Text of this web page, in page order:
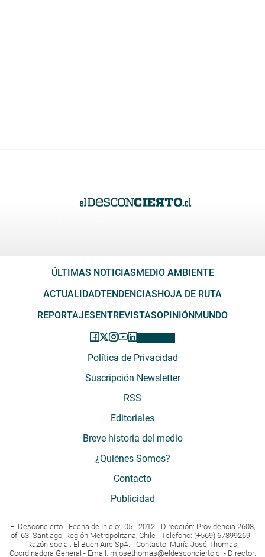
ÚLTIMAS NOTICIASMEDIO AMBIENTE
ACTUALIDADTENDENCIASHOJA DE RUTA
REPORTAJESENTREVISTASOPINIÓNMUNDO
Política de Privacidad
Suscripción Newsletter
RSS
Editoriales
Breve historia del medio
¿Quiénes Somos?
Contacto
Publicidad
El Desconcierto - Fecha de Inicio: 05 - 2012 - Dirección: Providencia 2608,
of. 63. Santiago, Región Metropolitana, Chile - Teléfono: (+569) 67899269 -
Razón social: El Buen Aire SpA. - Contacto: María José Thomas,
Coordinadora General - Email: mjosethomas@eldesconcierto.cl - Director: